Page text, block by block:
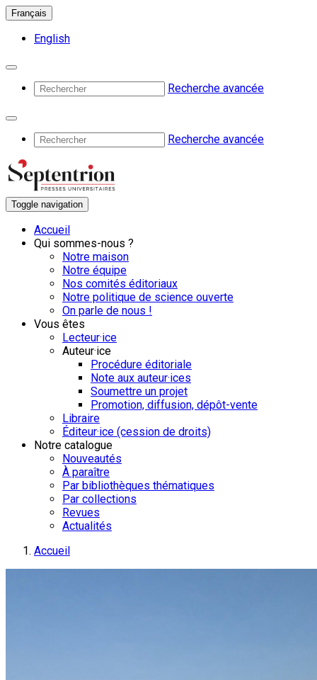
Français
English
Recherche avancée
Recherche avancée
Toggle navigation
Accueil
Qui sommes-nous ?
Notre maison
Notre équipe
Nos comités éditoriaux
Notre politique de science ouverte
On parle de nous !
Vous êtes
Lecteur·ice
Auteur·ice
Procédure éditoriale
Note aux auteur·ices
Soumettre un projet
Promotion, diffusion, dépôt-vente
Libraire
Éditeur·ice (cession de droits)
Notre catalogue
Nouveautés
À paraître
Par bibliothèques thématiques
Par collections
Revues
Actualités
Accueil